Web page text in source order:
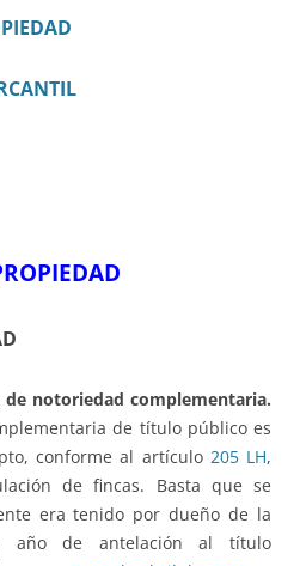
notoriedad complementaria.
de título público es
conforme al artículo 205 LH,
de fincas. Basta que se
era tenido por dueño de la
de antelación al título